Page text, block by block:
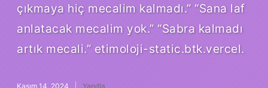
çıkmaya hiç mecalim kalmadı.” “Sana laf
anlatacak mecalim yok.” “Sabra kalmadı
artık mecali.” etimoloji-static.btk.vercel.
Kasım 14, 2024 Yanıtla